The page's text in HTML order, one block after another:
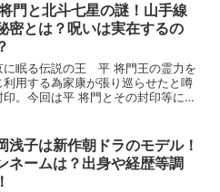
門と北斗七星の謎！山手線
密とは？呪いは実在するの
に眠る伝説の王 平 将門王の霊力を
利用する為家康が張り巡らせたと噂
印。今回は平 将門とその封印等につ
浅子は新作朝ドラのモデル！
ネームは？出身や経歴等調